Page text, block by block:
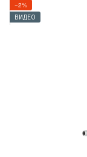
−2%
ВИДЕО